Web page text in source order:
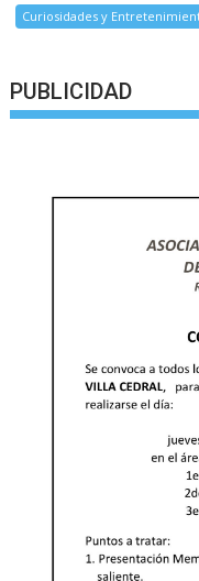
Curiosidades y
PUBLICIDAD